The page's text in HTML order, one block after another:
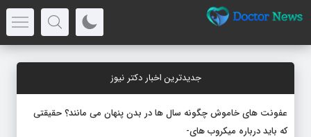
جدیدترین اخبار دکتر نیوز
عفونت های خاموش چگونه سال ها در بدن پنهان می مانند؟ حقیقتی
که باید درباره میکروب های نهفته بدان